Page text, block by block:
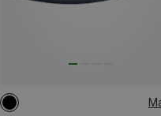
ONE SIZE